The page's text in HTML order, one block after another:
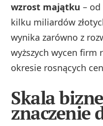
wzrost majątku –
kilku miliardów
wynika zarówno z
wyższych wycen firm
okresie rosnących
Skala
znaczenie